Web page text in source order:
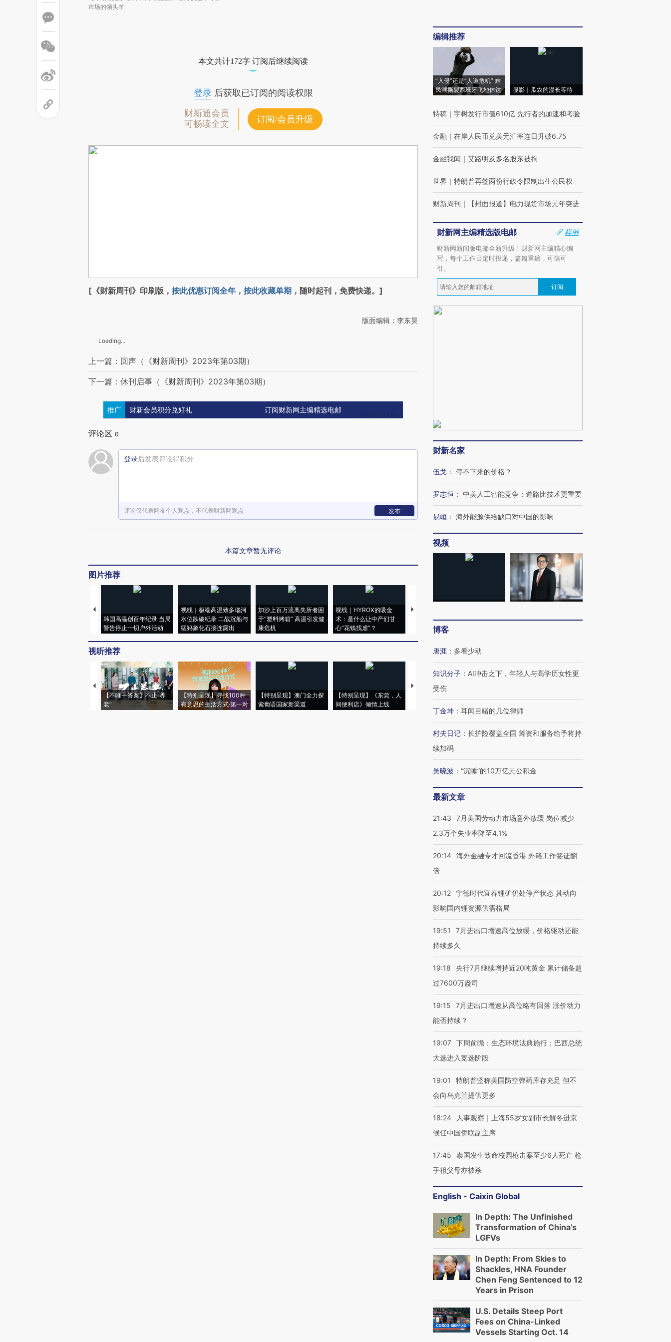
市场的领头羊
本文共计172字 订阅后继续阅读
登录后获取已订阅的阅读权限
财新通会员
可畅读全文
订阅/会员升级
[《财新周刊》印刷版， 按此优惠订阅全年 ， 按此收藏单期 ，随时起刊，免费快递。]
版面编辑：李东昊
Loading...
上一篇：回声（《财新周刊》2023年第03期）
下一篇：休刊启事（《财新周刊》2023年第03期）
推广 财新会员积分兑好礼 订阅财新网主编精选电邮
评论区 0
登录后发表评论得积分
评论仅代表网友个人观点，不代表财新网观点 发布
本篇文章暂无评论
图片推荐
韩国高温创百年纪录 当局
警告停止一切户外活动
视线｜极端高温致多瑙河
水位跌破纪录 二战沉船与
猛犸象化石接连露出
加沙上百万流离失所者困
于“塑料烤箱” 高温引发健
康危机
视线｜HYROX的吸金
术：是什么让中产们甘
心“花钱找虐”？
马航飞行员跨国走私7万
粒摇头丸 尿检体内含3种
度Z世代 用街头抗争将教
机”？难民潮撕裂西班牙
视听推荐
【不唯一答案】不止“养
老”
【特别呈现】寻找100种
有意思的生活方式·第一对
【特别呈现】澳门全力探
索葡语国家新渠道
【特别呈现】《东莞，人
间便利店》倾情上线
【推广】走进第四届链博
编辑推荐
“入侵”还是“人道危机” 难
民潮撕裂西班牙飞地休达
显影｜瓜农的漫长等待
特稿 ｜ 宇树发行市值610亿 先行者的加速和考验
金融 ｜ 在岸人民币兑美元汇率连日升破6.75
金融我闻 ｜ 艾路明及多名股东被拘
世界 ｜ 特朗普再签两份行政令限制出生公民权
财新周刊 ｜ 【封面报道】电力现货市场元年突进
财新网主编精选版电邮
样例
财新网新闻版电邮全新升级！财新网主编精心编
写，每个工作日定时投递，篇篇重磅，可信可
引。
订阅
财新名家
伍戈 ： 停不下来的价格？
罗志恒 ： 中美人工智能竞争：道路比技术更重要
易峘 ： 海外能源供给缺口对中国的影响
视频
博客
唐涯 ： 多看少动
知识分子 ： AI冲击之下，年轻人与高学历女性更
受伤
丁金坤 ： 耳闻目睹的几位律师
村夫日记 ： 长护险覆盖全国 筹资和服务给予将持
续加码
吴晓波 ： “沉睡”的10万亿元公积金
最新文章
21:43
7月美国劳动力市场意外放缓 岗位减少
2.3万个失业率降至4.1%
20:14 海外金融专才回流香港 外籍工作签证翻
倍
20:12 宁德时代宜春锂矿仍处停产状态 其动向
影响国内锂资源供需格局
19:51
7月进出口增速高位放缓，价格驱动还能
持续多久
19:18
央行7月继续增持近20吨黄金 累计储备超
过7600万盎司
19:15
7月进出口增速从高位略有回落 涨价动力
能否持续？
19:07 下周前瞻：生态环境法典施行；巴西总统
大选进入竞选阶段
19:01
特朗普坚称美国防空弹药库存充足 但不
会向乌克兰提供更多
18:24
人事观察｜上海55岁女副市长解冬进京
候任中国侨联副主席
17:45
泰国发生致命校园枪击案至少6人死亡 枪
手祖父母亦被杀
English - Caixin Global
In Depth: The Unfinished
Transformation of China’s
LGFVs
In Depth: From Skies to
Shackles, HNA Founder
Chen Feng Sentenced to 12
Years in Prison
U.S. Details Steep Port
Fees on China-Linked
Vessels Starting Oct. 14